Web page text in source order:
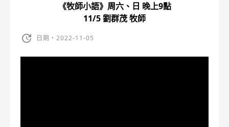
《牧師小語》周六、日 晚上9點
11/5 劉群茂 牧師
日期・2022-11-05